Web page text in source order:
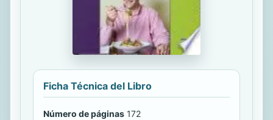
Ficha Técnica del Libro
Número de páginas 172